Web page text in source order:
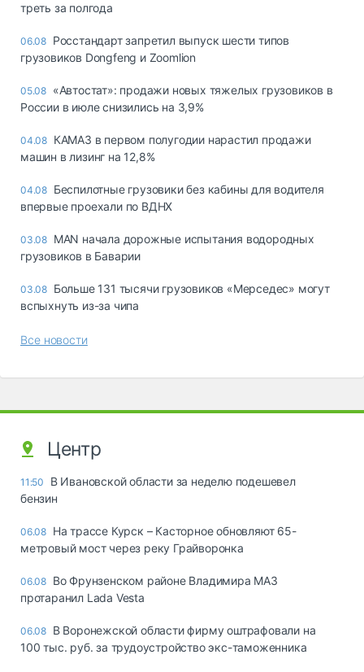
треть за полгода
06.08 Росстандарт запретил выпуск шести типов
грузовиков Dongfeng и Zoomlion
05.08 «Автостат»: продажи новых тяжелых грузовиков в
России в июле снизились на 3,9%
04.08 КАМАЗ в первом полугодии нарастил продажи
машин в лизинг на 12,8%
04.08 Беспилотные грузовики без кабины для водителя
впервые проехали по ВДНХ
03.08 MAN начала дорожные испытания водородных
грузовиков в Баварии
03.08 Больше 131 тысячи грузовиков «Мерседес» могут
вспыхнуть из-за чипа
Все новости
Центр
11:50
В Ивановской области за неделю подешевел
бензин
06.08 На трассе Курск – Касторное обновляют 65-
метровый мост через реку Грайворонка
06.08 Во Фрунзенском районе Владимира МАЗ
протаранил Lada Vesta
06.08 В Воронежской области фирму оштрафовали на
100 тыс. руб. за трудоустройство экс-таможенника